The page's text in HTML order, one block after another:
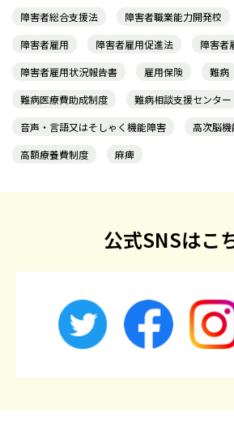
障害者総合支援法
障害者職業能力開発校
障害者雇用
障害者雇用促進法
障害者
障害者雇用状況報告書
雇用保険
難病
難病医療費助成制度
難病相談支援センター
音声・言語又はそしゃく機能障害
高次脳
高額療養費制度
麻痺
公式SNSはこ